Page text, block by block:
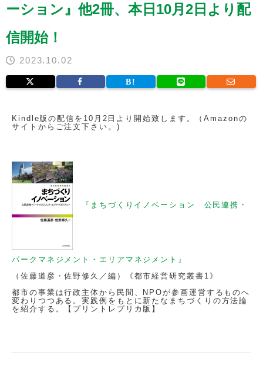
ーション』他2冊、本日10月2日より配
信開始！
2023.10.02
Kindle版の配信を10月2日より開始致します。（Amazonの
サイトからご注文下さい。)
『まちづくりイノベーション 公民連携・
パークマネジメント・エリアマネジメント』
（佐藤道彦・佐野修久／編）《都市経営研究叢書1》
都市の事業は行政主体から民間、NPOが参画運営するものへ
変わりつつある。実践例をもとに新たなまちづくりの方法論
を紹介する。【プリントレプリカ版】